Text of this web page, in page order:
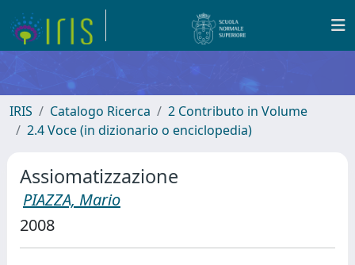
IRIS Catalogo Ricerca
2 Contributo in Volume
2.4 Voce (in dizionario o enciclopedia)
Assiomatizzazione
PIAZZA, Mario
2008